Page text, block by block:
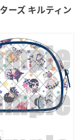
ーズ キルティン